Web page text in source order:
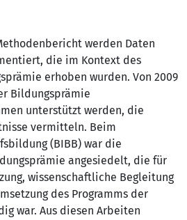
werden Daten
die im Kontext des
erhoben wurden. Von 2009
Bildungsprämie
unterstützt werden, die
vermitteln. Beim
(BIBB) war die
angesiedelt, die für
wissenschaftliche Begleitung
des Programms der
war. Aus diesen Arbeiten